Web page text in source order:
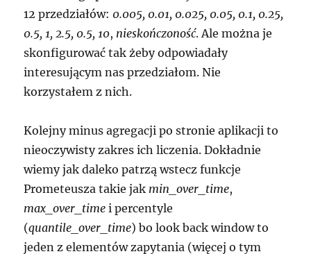
12 przedziałów:0.005, 0.01, 0.025, 0.05, 0.1, 0.25,
0.5, 1, 2.5, 0.5, 10, nieskończoność. Ale można je
skonfigurować tak żeby odpowiadały
interesującym nas przedziałom. Nie
korzystałem z nich.
Kolejny minus agregacji po stronie aplikacji to
nieoczywisty zakres ich liczenia. Dokładnie
wiemy jak daleko patrzą wstecz funkcje
Prometeusza takie jak min_over_time,
max_over_time i percentyle
(quantile_over_time) bo look back window to
jeden z elementów zapytania (więcej o tym